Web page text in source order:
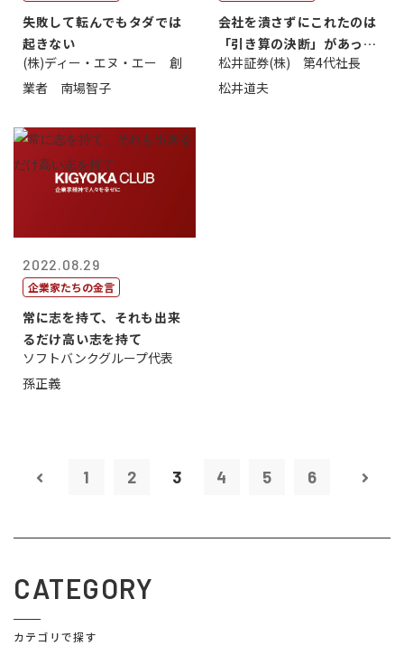
失敗して転んでもタダでは
起きない
(株)ディー・エヌ・エー 創
業者 南場智子
会社を潰さずにこれたのは
「引き算の決断」があった
から
松井証券(株) 第4代社長
松井道夫
2022.08.29
企業家たちの金言
常に志を持て、それも出来
るだけ高い志を持て
ソフトバンクグループ代表
孫正義
1 2 3 4 5 6
CATEGORY
カテゴリで探す